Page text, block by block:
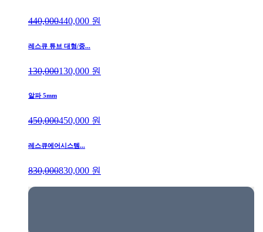
440,000440,000 원
레스큐 튜브 대형/중...
130,000130,000 원
알파 5mm
450,000450,000 원
레스큐에어시스템...
830,000830,000 원